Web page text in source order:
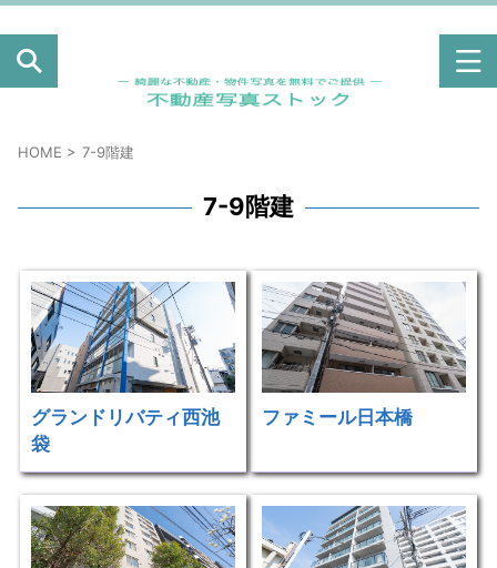
HOME > 7-9階建
7-9階建
グランドリバティ西池
袋
ファミール日本橋